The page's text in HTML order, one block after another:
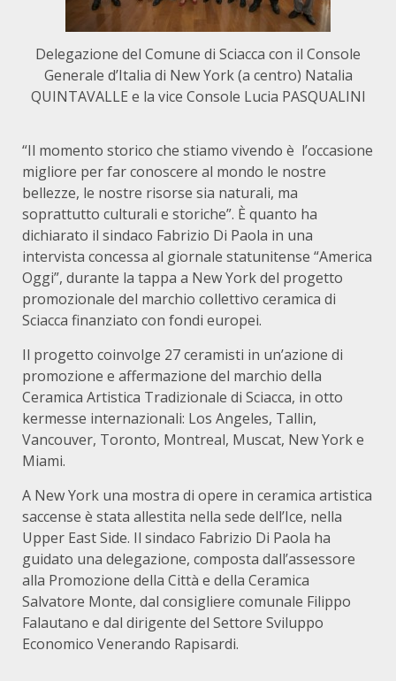
Delegazione del Comune di Sciacca con il Console
Generale d’Italia di New York (a centro) Natalia
QUINTAVALLE e la vice Console Lucia PASQUALINI
“Il momento storico che stiamo vivendo è l’occasione
migliore per far conoscere al mondo le nostre
bellezze, le nostre risorse sia naturali, ma
soprattutto culturali e storiche”. È quanto ha
dichiarato il sindaco Fabrizio Di Paola in una
intervista concessa al giornale statunitense “America
Oggi”, durante la tappa a New York del progetto
promozionale del marchio collettivo ceramica di
Sciacca finanziato con fondi europei.
Il progetto coinvolge 27 ceramisti in un’azione di
promozione e affermazione del marchio della
Ceramica Artistica Tradizionale di Sciacca, in otto
kermesse internazionali: Los Angeles, Tallin,
Vancouver, Toronto, Montreal, Muscat, New York e
Miami.
A New York una mostra di opere in ceramica artistica
saccense è stata allestita nella sede dell’Ice, nella
Upper East Side. Il sindaco Fabrizio Di Paola ha
guidato una delegazione, composta dall’assessore
alla Promozione della Città e della Ceramica
Salvatore Monte, dal consigliere comunale Filippo
Falautano e dal dirigente del Settore Sviluppo
Economico Venerando Rapisardi.